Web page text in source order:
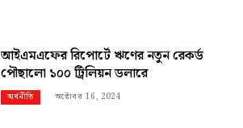
আইএমএফের রিপোর্টে ঋণের নতুন রেকর্ড
পৌছালো ১০০ ট্রিলিয়ন ডলারে
অর্থনীতি অক্টোবর 16, 2024